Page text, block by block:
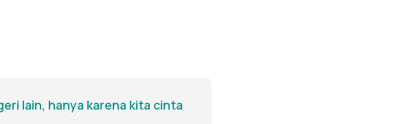
lain, hanya karena kita cinta